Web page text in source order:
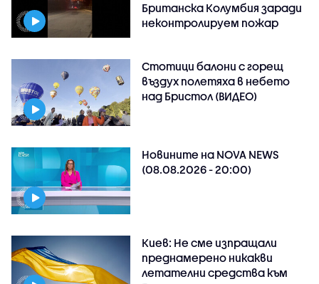
Британска Колумбия заради
неконтролируем пожар
Стотици балони с горещ
въздух полетяха в небето
над Бристол (ВИДЕО)
Новините на NOVA NEWS
(08.08.2026 - 20:00)
Киев: Не сме изпращали
преднамерено никакви
летателни средства към